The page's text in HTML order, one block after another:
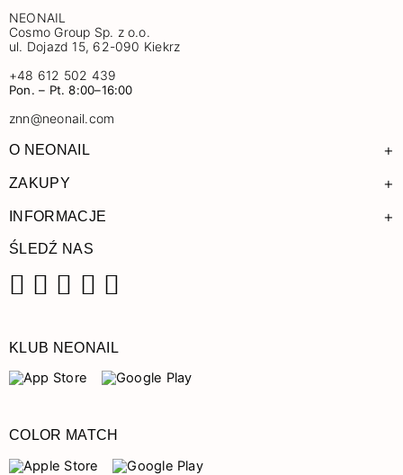
NEONAIL
Cosmo Group Sp. z o.o.
ul. Dojazd 15, 62-090 Kiekrz
+48 612 502 439
Pon. – Pt. 8:00–16:00
znn@neonail.com
O NEONAIL +
ZAKUPY +
INFORMACJE +
ŚLEDŹ NAS
KLUB NEONAIL
COLOR MATCH